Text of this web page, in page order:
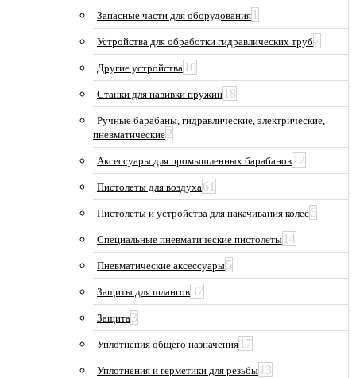
Запасные части для оборудования 1
Устройства для обработки гидравлических труб 7
Другие устройства 10
Станки для навивки пружин 18
Ручные барабаны, гидравлические, электрические,
пневматические2
Аксессуары для промышленных барабанов 12
Пистолеты для воздуха61
Пистолеты и устройства для накачивания колес6
Специальные пневматические пистолеты 14
Пневматические аксессуары5
Защиты для шлангов37
Защита3
Уплотнения общего назначения 17
Уплотнения и герметики для резьбы 13